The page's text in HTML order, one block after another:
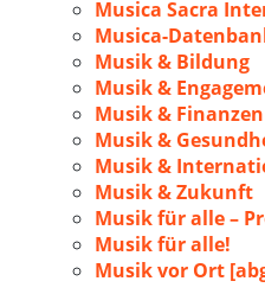
Musica Sacra
Musica-
Musik & Bildung
Musik &
Musik & Finanzen
Musik &
Musik &
Musik & Zukunft
Musik für alle –
Musik für alle!
Musik vor Ort